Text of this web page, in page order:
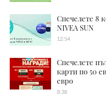
Спечелете 8
NIVEA SUN
12:54
Спечелете
карти по 50
евро
8:38